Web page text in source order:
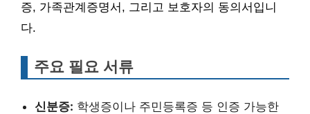
증, 가족관계증명서, 그리고 보호자의 동의서입니
다.
주요 필요 서류
신분증: 학생증이나 주민등록증 등 인증 가능한